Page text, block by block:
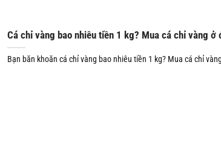
Cá chỉ vàng bao nhiêu tiền 1 kg? Mua cá chỉ vàng ở
Bạn băn khoăn cá chỉ vàng bao nhiêu tiền 1 kg? Mua cá chỉ